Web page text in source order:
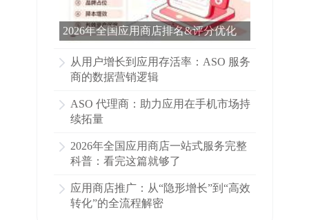
2026年全国应用商店排名&评分优化
从用户增长到应用存活率：ASO 服务
商的数据营销逻辑
ASO 代理商：助力应用在手机市场持
续拓量
2026年全国应用商店一站式服务完整
科普：看完这篇就够了
应用商店推广：从“隐形增长”到“高效
转化”的全流程解密